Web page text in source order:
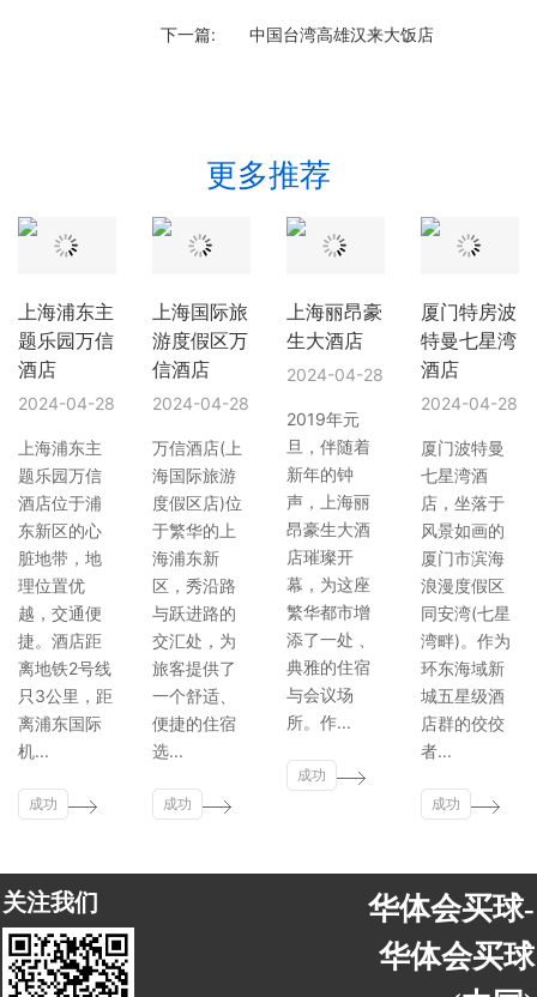
下一篇: 中国台湾高雄汉来大饭店
更多推荐
上海浦东主
题乐园万信
酒店
2024-04-28
上海浦东主
题乐园万信
酒店位于浦
东新区的心
脏地带，地
理位置优
越，交通便
捷。酒店距
离地铁2号线
只3公里，距
离浦东国际
机...
成功
上海国际旅
游度假区万
信酒店
2024-04-28
万信酒店(上
海国际旅游
度假区店)位
于繁华的上
海浦东新
区，秀沿路
与跃进路的
交汇处，为
旅客提供了
一个舒适、
便捷的住宿
选...
成功
上海丽昂豪
生大酒店
2024-04-28
2019年元
旦，伴随着
新年的钟
声，上海丽
昂豪生大酒
店璀璨开
幕，为这座
繁华都市增
添了一处 、
典雅的住宿
与会议场
所。作...
成功
厦门特房波
特曼七星湾
酒店
2024-04-28
厦门波特曼
七星湾酒
店，坐落于
风景如画的
厦门市滨海
浪漫度假区
同安湾(七星
湾畔)。作为
环东海域新
城五星级酒
店群的佼佼
者...
成功
关注我们
华体会买球-
华体会买球